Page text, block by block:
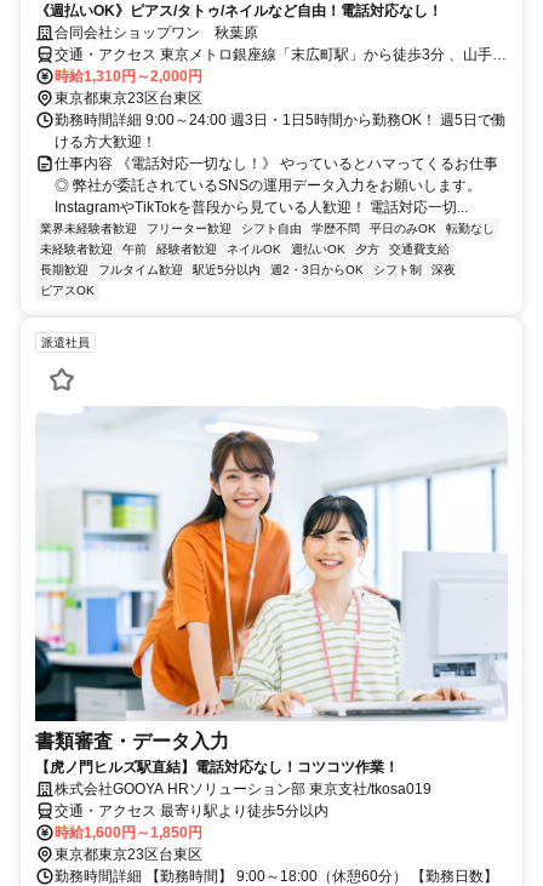
《週払いOK》ピアス/タトゥ/ネイルなど自由！電話対応なし！
合同会社ショップワン 秋葉原
交通・アクセス 東京メトロ銀座線「末広町駅」から徒歩3分 、山手線
「秋葉原駅」から徒歩5分
時給1,310円～2,000円
東京都東京23区台東区
勤務時間詳細 9:00～24:00 週3日・1日5時間から勤務OK！ 週5日で働
ける方大歓迎！
仕事内容 《電話対応一切なし！》 やっているとハマってくるお仕事
◎ 弊社が委託されているSNSの運用データ入力をお願いします。
InstagramやTikTokを普段から見ている人歓迎！ 電話対応一切...
業界未経験者歓迎 フリーター歓迎 シフト自由 学歴不問 平日のみOK
転勤なし
未経験者歓迎
午前 経験者歓迎 ネイルOK 週払いOK 夕方
交通費支給
長期歓迎
フルタイム歓迎 駅近5分以内 週2・3日からOK シフト制
深夜
ピアスOK
派遣社員
書類審査・データ入力
【虎ノ門ヒルズ駅直結】電話対応なし！コツコツ作業！
株式会社GOOYA HRソリューション部 東京支社/tkosa019
交通・アクセス 最寄り駅より徒歩5分以内
時給1,600円～1,850円
東京都東京23区台東区
勤務時間詳細 【勤務時間】 9:00～18:00（休憩60分） 【勤務日数】